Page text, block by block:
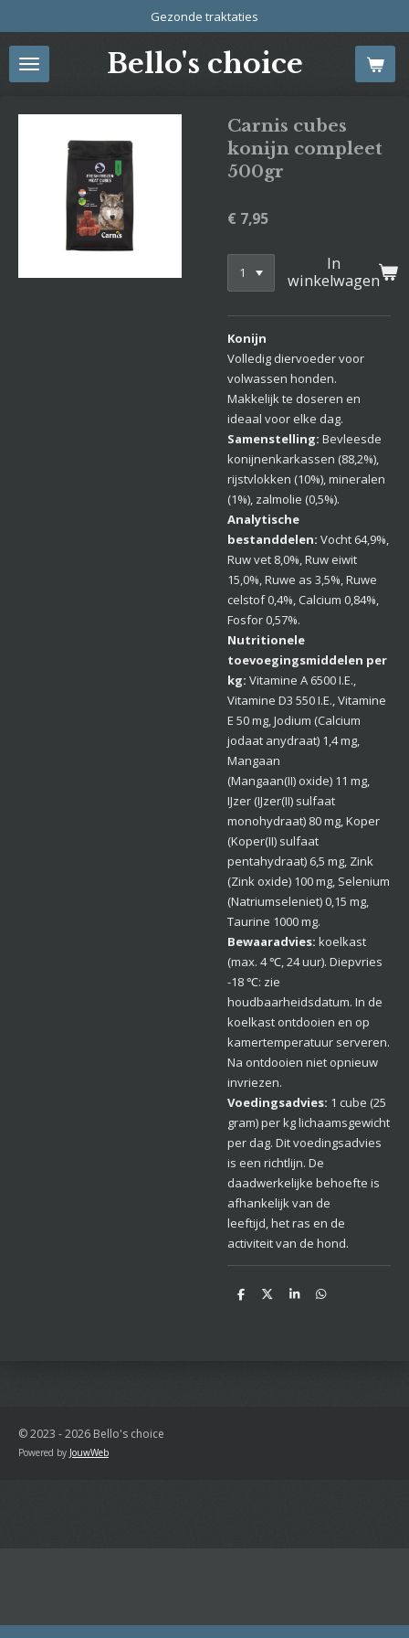
naar
de
Bello's choice
Gezonde traktaties
Carnis cubes
konijn compleet
500gr
€ 7,95
In
winkelwagen
Konijn
Volledig diervoeder voor
volwassen honden.
Makkelijk te doseren en
ideaal voor elke dag.
Samenstelling: Bevleesde
konijnenkarkassen (88,2%),
rijstvlokken (10%), mineralen
(1%), zalmolie (0,5%).
Analytische
bestanddelen: Vocht 64,9%,
Ruw vet 8,0%, Ruw eiwit
15,0%, Ruwe as 3,5%, Ruwe
celstof 0,4%, Calcium 0,84%,
Fosfor 0,57%.
Nutritionele
toevoegingsmiddelen per
kg: Vitamine A 6500 I.E.,
Vitamine D3 550 I.E., Vitamine
E 50 mg, Jodium (Calcium
jodaat anydraat) 1,4 mg,
Mangaan
(Mangaan(II) oxide) 11 mg,
IJzer (IJzer(II) sulfaat
monohydraat) 80 mg, Koper
(Koper(II) sulfaat
pentahydraat) 6,5 mg, Zink
(Zink oxide) 100 mg, Selenium
(Natriumseleniet) 0,15 mg,
Taurine 1000 mg.
Bewaaradvies: koelkast
(max. 4℃, 24 uur). Diepvries
-18℃: zie
houdbaarheidsdatum. In de
koelkast ontdooien en op
kamertemperatuur serveren.
Na ontdooien niet opnieuw
invriezen.
Voedingsadvies: 1 cube (25
gram) per kg lichaamsgewicht
per dag. Dit voedingsadvies
is een richtlijn. De
daadwerkelijke behoefte is
afhankelijk van de
leeftijd, het ras en de
activiteit van de hond.
D
D
S
D
© 2023 - 2026 Bello's choice
Powered by JouwWeb